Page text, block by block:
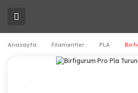
Anasayfa Filamentler PLA